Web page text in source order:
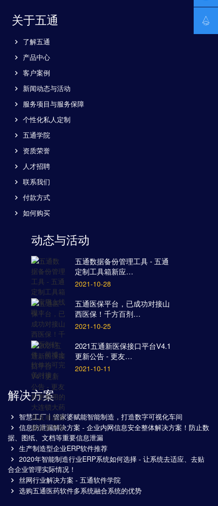
关于五通
了解五通
产品中心
客户案例
新闻动态与活动
服务项目与服务保障
个性化私人定制
五通学院
资质荣誉
人才招聘
联系我们
付款方式
如何购买
动态与活动
五通数据备份管理工具 - 五通
定制工具箱新应…
2021-10-28
五通医保平台，已成功对接山
西医保！千方百剂…
2021-10-25
2021五通新医保接口平台V4.1
更新公告 - 更友…
2021-10-11
解决方案
智慧工厂丨管家婆赋能智能制造，打造数字可视化车间
信息防泄漏解决方案 - 企业内网信息安全整体解决方案！防止数
据、图纸、文档等重要信息泄漏
生产制造型企业ERP软件推荐
2020年智能制造行业ERP系统如何选择 - 让系统去适应、去贴
合企业管理实际情况！
丝网行业解决方案 - 五通软件学院
选购五通医药软件多系统融合系统的优势
